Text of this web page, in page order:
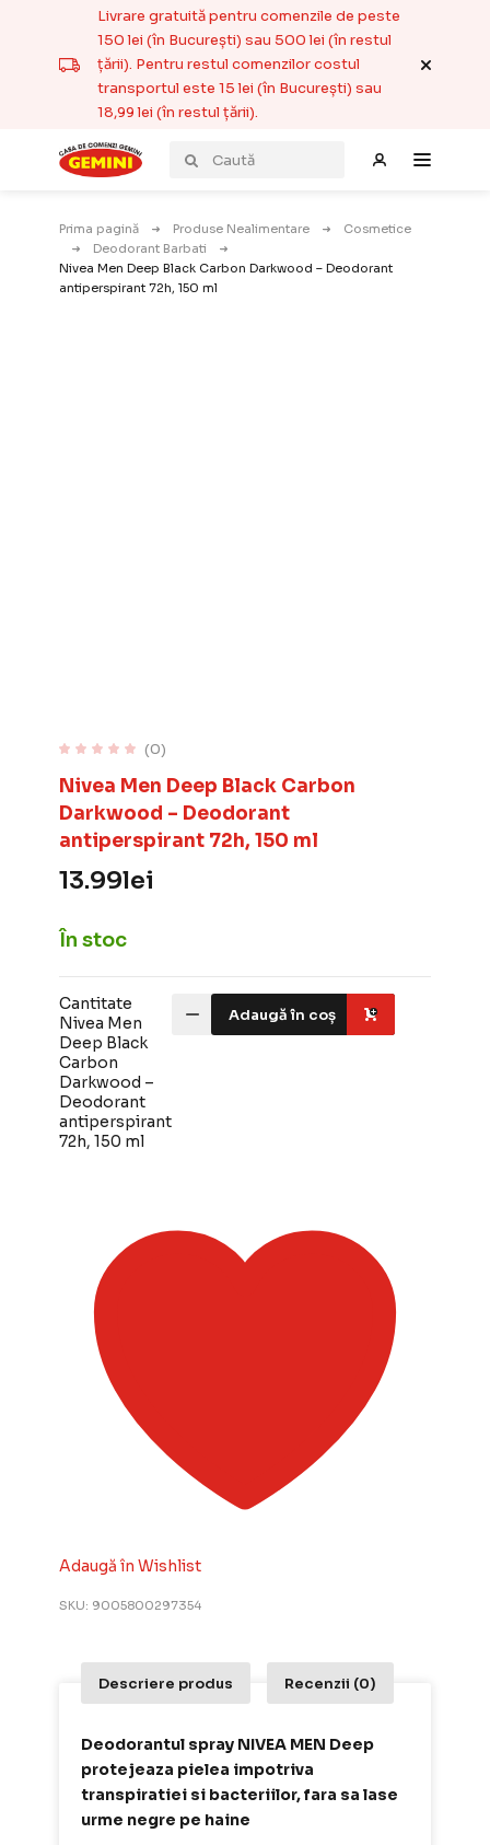
Livrare gratuită pentru comenzile de peste
150 lei (în București) sau 500 lei (în restul
țării). Pentru restul comenzilor costul
transportul este 15 lei (în București) sau
18,99 lei (în restul țării).
Prima pagină Produse Nealimentare
Cosmetice
Deodorant Barbati
Nivea Men Deep Black Carbon Darkwood – Deodorant
antiperspirant 72h, 150 ml
(0)
Nivea Men Deep Black Carbon
Darkwood – Deodorant
antiperspirant 72h, 150 ml
13.99lei
În stoc
Cantitate
Nivea Men
Deep Black
Carbon
Darkwood –
Deodorant
antiperspirant
72h, 150 ml
Adaugă în coș
Adaugă în Wishlist
SKU: 9005800297354
Descriere produs Recenzii (0)
Deodorantul spray NIVEA MEN Deep
protejeaza pielea impotriva
transpiratiei si bacteriilor, fara sa lase
urme negre pe haine